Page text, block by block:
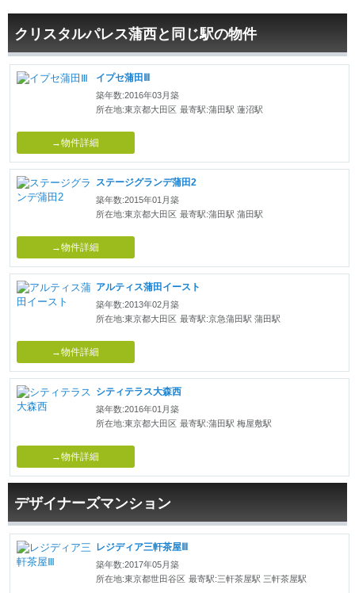
クリスタルパレス蒲西と同じ駅の物件
イプセ蒲田Ⅲ
築年数:2016年03月築
所在地:東京都大田区 最寄駅:蒲田駅 蓮沼駅
→物件詳細
ステージグランデ蒲田2
築年数:2015年01月築
所在地:東京都大田区 最寄駅:蒲田駅 蒲田駅
→物件詳細
アルティス蒲田イースト
築年数:2013年02月築
所在地:東京都大田区 最寄駅:京急蒲田駅 蒲田駅
→物件詳細
シティテラス大森西
築年数:2016年01月築
所在地:東京都大田区 最寄駅:蒲田駅 梅屋敷駅
→物件詳細
デザイナーズマンション
レジディア三軒茶屋Ⅲ
築年数:2017年05月築
所在地:東京都世田谷区 最寄駅:三軒茶屋駅 三軒茶屋駅